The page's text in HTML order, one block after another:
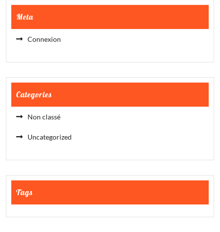
Meta
Connexion
Categories
Non classé
Uncategorized
Tags